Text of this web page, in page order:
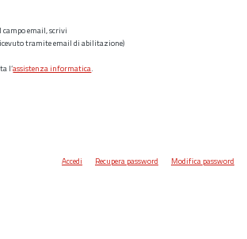
campo email, scrivi
tramite email di abilitazione)
l’assistenza informatica.
Accedi Recupera password Modifica password